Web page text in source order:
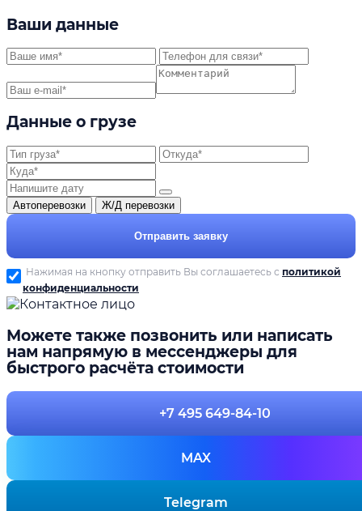
Ваши данные
Данные о грузе
Автоперевозки Ж/Д перевозки
Отправить заявку
Нажимая на кнопку отправить Вы соглашаетесь с политикой
конфиденциальности
Можете также позвонить или написать
нам напрямую в мессенджеры для
быстрого расчёта стоимости
+7 495 649-84-10
MAX
Telegram